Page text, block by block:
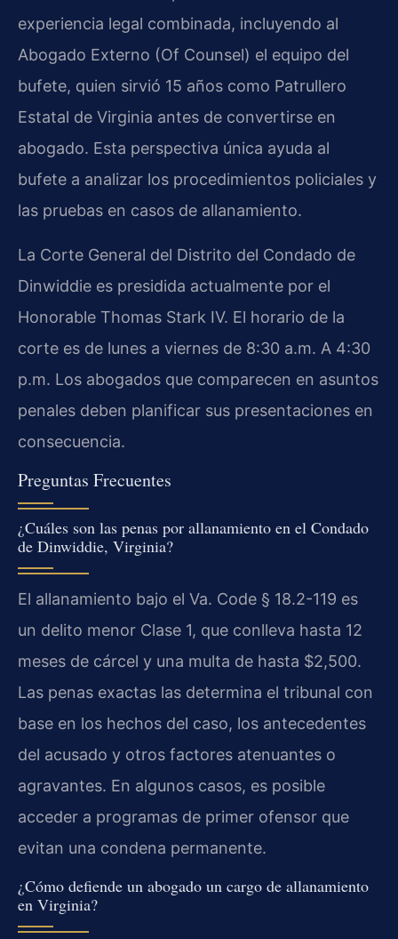
experiencia legal combinada, incluyendo al
Abogado Externo (Of Counsel) el equipo del
bufete, quien sirvió 15 años como Patrullero
Estatal de Virginia antes de convertirse en
abogado. Esta perspectiva única ayuda al
bufete a analizar los procedimientos policiales y
las pruebas en casos de allanamiento.
La Corte General del Distrito del Condado de
Dinwiddie es presidida actualmente por el
Honorable Thomas Stark IV. El horario de la
corte es de lunes a viernes de 8:30 a.m. A 4:30
p.m. Los abogados que comparecen en asuntos
penales deben planificar sus presentaciones en
consecuencia.
Preguntas Frecuentes
¿Cuáles son las penas por allanamiento en el Condado
de Dinwiddie, Virginia?
El allanamiento bajo el Va. Code § 18.2-119 es
un delito menor Clase 1, que conlleva hasta 12
meses de cárcel y una multa de hasta $2,500.
Las penas exactas las determina el tribunal con
base en los hechos del caso, los antecedentes
del acusado y otros factores atenuantes o
agravantes. En algunos casos, es posible
acceder a programas de primer ofensor que
evitan una condena permanente.
¿Cómo defiende un abogado un cargo de allanamiento
en Virginia?